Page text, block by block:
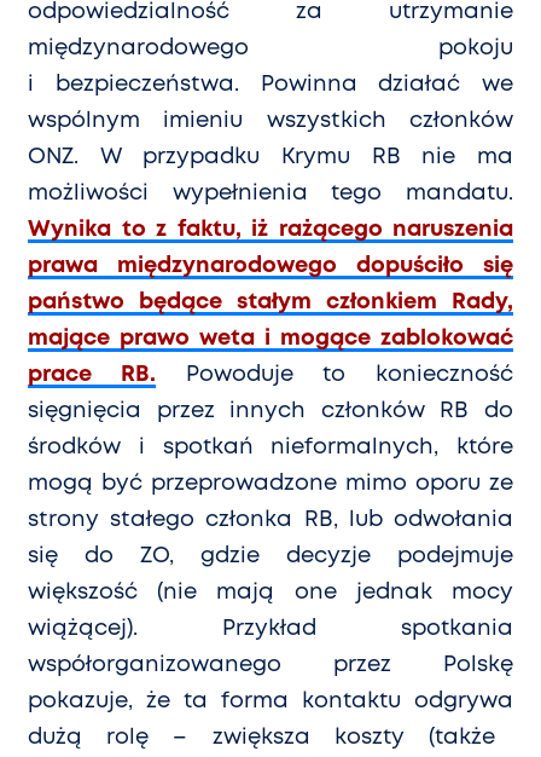
odpowiedzialność za utrzymanie
międzynarodowego pokoju
i bezpieczeństwa. Powinna działać we
wspó lnym imieniu wszystkich członków
ONZ. W przypadku Krymu RB nie ma
możliwości wypełnienia tego mandatu.
Wynika to z faktu, iż rażącego naruszenia
prawa międzynarodowego dopuściło się
państwo będące stałym członkiem Rady,
mające prawo weta i mogące zablokować
prace RB. Powoduje to konieczność
sięgnięcia przez innych członków RB do
środków i spotkań nieformalnych, które
mogą być przeprowadzone mimo oporu ze
strony stałego członka RB, lub odwołania
się do ZO, gdzie decyzje podejmuje
większość (nie mają one jednak mocy
wiążącej). Przykład spotkania
współorganizowanego przez Polskę
pokazuje, że ta forma kontaktu odgrywa
dużą rolę – zwiększa koszty (także